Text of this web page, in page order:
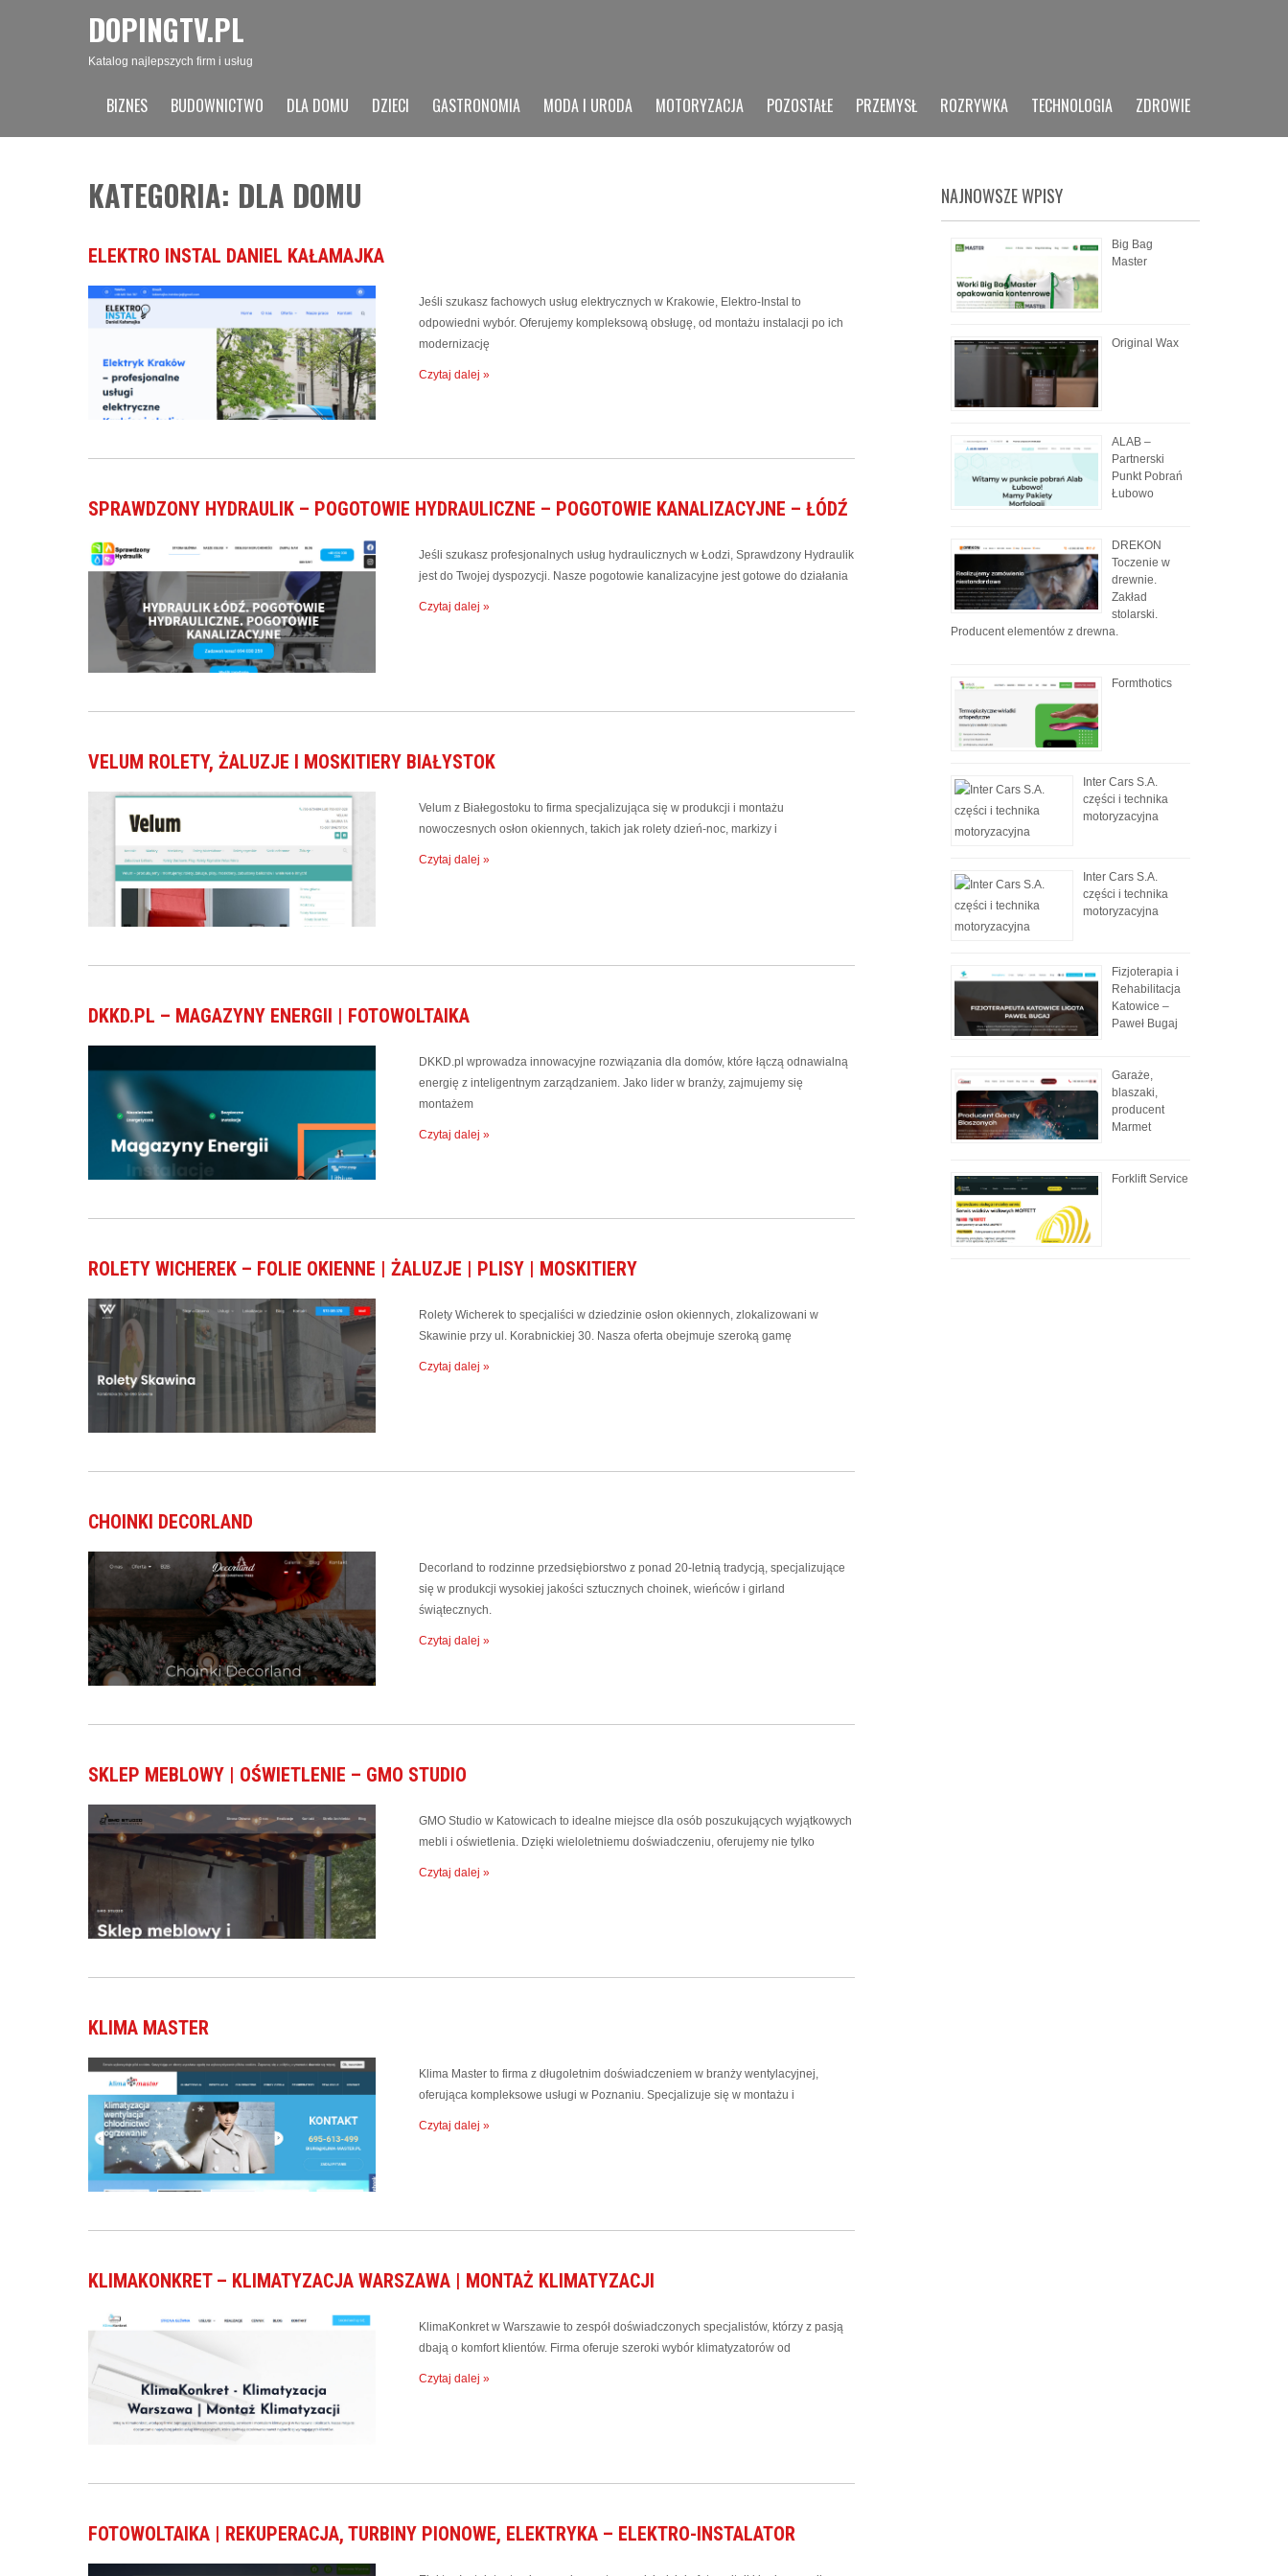
DOPINGTV.PL
Katalog najlepszych firm i usług
BIZNES BUDOWNICTWO DLA DOMU DZIECI GASTRONOMIA MODA I URODA MOTORYZACJA POZOSTAŁE PRZEMYSŁ ROZRYWKA TECHNOLOGIA ZDROWIE
KATEGORIA: DLA DOMU
ELEKTRO INSTAL DANIEL KAŁAMAJKA
Jeśli szukasz fachowych usług elektrycznych w Krakowie, Elektro-Instal to
odpowiedni wybór. Oferujemy kompleksową obsługę, od montażu instalacji po ich
modernizację
Czytaj dalej »
SPRAWDZONY HYDRAULIK – POGOTOWIE HYDRAULICZNE – POGOTOWIE KANALIZACYJNE – ŁÓDŹ
Jeśli szukasz profesjonalnych usług hydraulicznych w Łodzi, Sprawdzony Hydraulik
jest do Twojej dyspozycji. Nasze pogotowie kanalizacyjne jest gotowe do działania
Czytaj dalej »
VELUM ROLETY, ŻALUZJE I MOSKITIERY BIAŁYSTOK
Velum z Białegostoku to firma specjalizująca się w produkcji i montażu
nowoczesnych osłon okiennych, takich jak rolety dzień-noc, markizy i
Czytaj dalej »
DKKD.PL – MAGAZYNY ENERGII | FOTOWOLTAIKA
DKKD.pl wprowadza innowacyjne rozwiązania dla domów, które łączą odnawialną
energię z inteligentnym zarządzaniem. Jako lider w branży, zajmujemy się
montażem
Czytaj dalej »
ROLETY WICHEREK – FOLIE OKIENNE | ŻALUZJE | PLISY | MOSKITIERY
Rolety Wicherek to specjaliści w dziedzinie osłon okiennych, zlokalizowani w
Skawinie przy ul. Korabnickiej 30. Nasza oferta obejmuje szeroką gamę
Czytaj dalej »
CHOINKI DECORLAND
Decorland to rodzinne przedsiębiorstwo z ponad 20-letnią tradycją, specjalizujące
się w produkcji wysokiej jakości sztucznych choinek, wieńców i girland
świątecznych.
Czytaj dalej »
SKLEP MEBLOWY | OŚWIETLENIE – GMO STUDIO
GMO Studio w Katowicach to idealne miejsce dla osób poszukujących wyjątkowych
mebli i oświetlenia. Dzięki wieloletniemu doświadczeniu, oferujemy nie tylko
Czytaj dalej »
KLIMA MASTER
Klima Master to firma z długoletnim doświadczeniem w branży wentylacyjnej,
oferująca kompleksowe usługi w Poznaniu. Specjalizuje się w montażu i
Czytaj dalej »
KLIMAKONKRET – KLIMATYZACJA WARSZAWA | MONTAŻ KLIMATYZACJI
KlimaKonkret w Warszawie to zespół doświadczonych specjalistów, którzy z pasją
dbają o komfort klientów. Firma oferuje szeroki wybór klimatyzatorów od
Czytaj dalej »
FOTOWOLTAIKA | REKUPERACJA, TURBINY PIONOWE, ELEKTRYKA – ELEKTRO-INSTALATOR
NAJNOWSZE WPISY
Big Bag
Master
Original Wax
ALAB –
Partnerski
Punkt Pobrań
Łubowo
DREKON
Toczenie w
drewnie.
Zakład
stolarski.
Producent elementów z drewna.
Formthotics
Inter Cars S.A.
części i technika
motoryzacyjna
Inter Cars S.A.
części i technika
motoryzacyjna
Fizjoterapia i
Rehabilitacja
Katowice –
Paweł Bugaj
Garaże,
blaszaki,
producent
Marmet
Forklift Service